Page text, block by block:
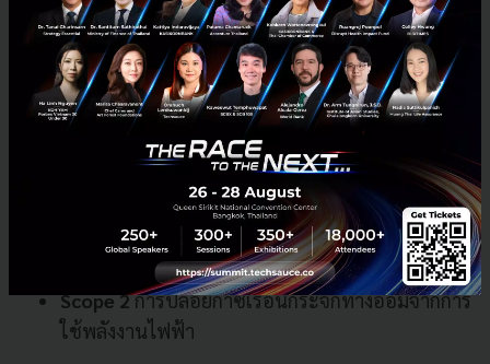
Diversity and Equality)
รู้จัก 3 Scope การจัดเก็บข้อมูลการปล่อยก๊าซเรือนกระจก
การปล่อยก๊าซเรือนกระจกทางตรงของ
องค์กร โดยบริษัทสามารถประเมินได้ว่า แต่ละ
กิจกรรมในบริษัทปล่อยคาร์บอนมากเพียงใด
Scope 2การปล่อยก๊าซเรือนกระจกทางอ้อมจากการ
ใช้พลังงานไฟฟ้า